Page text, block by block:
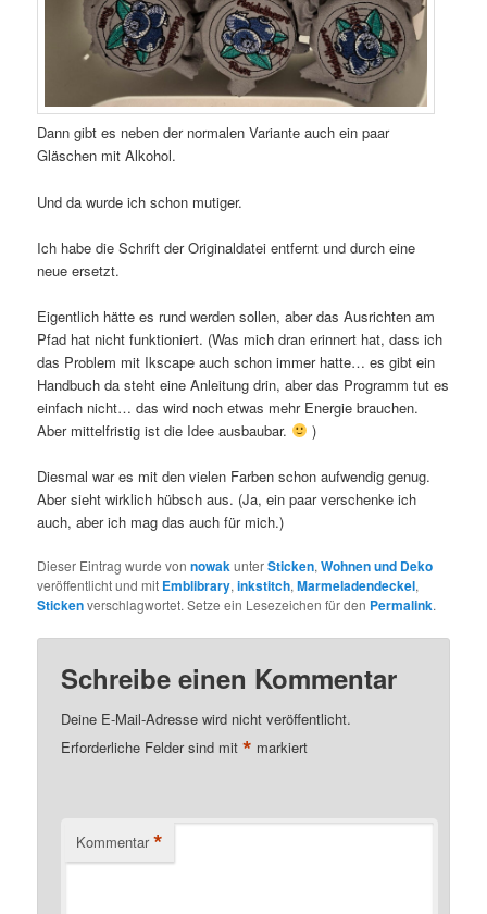
Dann gibt es neben der normalen Variante auch ein paar
Gläschen mit Alkohol.
Und da wurde ich schon mutiger.
Ich habe die Schrift der Originaldatei entfernt und durch eine
neue ersetzt.
Eigentlich hätte es rund werden sollen, aber das Ausrichten am
Pfad hat nicht funktioniert. (Was mich dran erinnert hat, dass ich
das Problem mit Ikscape auch schon immer hatte… es gibt ein
Handbuch da steht eine Anleitung drin, aber das Programm tut es
einfach nicht… das wird noch etwas mehr Energie brauchen.
Aber mittelfristig ist die Idee ausbaubar.
)
Diesmal war es mit den vielen Farben schon aufwendig genug.
Aber sieht wirklich hübsch aus. (Ja, ein paar verschenke ich
auch, aber ich mag das auch für mich.)
Dieser Eintrag wurde vonnowakunterSticken,Wohnen und Deko
veröffentlicht und mit Emblibrary,inkstitch,Marmeladendeckel,
Stickenverschlagwortet. Setze ein Lesezeichen für den Permalink.
Schreibe einen Kommentar
Deine E-Mail-Adresse wird nicht veröffentlicht.
Erforderliche Felder sind mit* markiert
Kommentar *